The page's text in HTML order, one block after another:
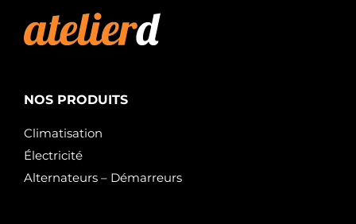
NOS PRODUITS
Climatisation
Électricité
Alternateurs – Démarreurs